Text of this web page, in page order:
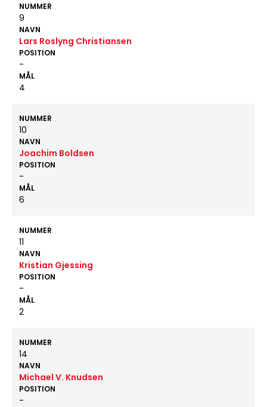
NUMMER
9
NAVN
Lars Roslyng Christiansen
POSITION
-
MÅL
4
NUMMER
10
NAVN
Joachim Boldsen
POSITION
-
MÅL
6
NUMMER
11
NAVN
Kristian Gjessing
POSITION
-
MÅL
2
NUMMER
14
NAVN
Michael V. Knudsen
POSITION
-